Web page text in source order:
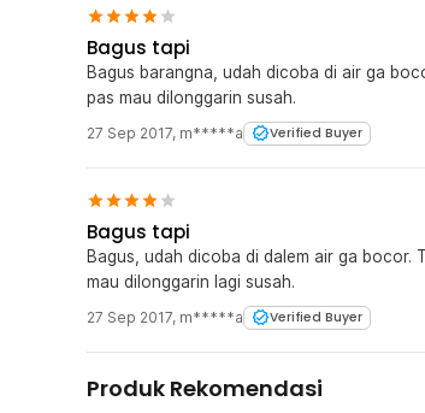
Bagus tapi
Bagus barangna, udah dicoba di air ga
pas mau dilonggarin susah.
27 Sep 2017, m*****a Verified Buyer
Bagus tapi
Bagus, udah dicoba di dalem air ga bocor.
mau dilonggarin lagi susah.
27 Sep 2017, m*****a Verified Buyer
Produk Rekomendasi